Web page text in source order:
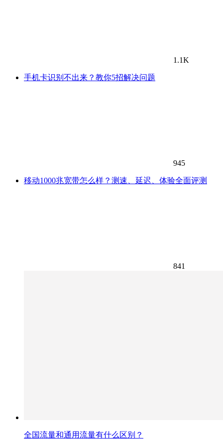
1.1K
手机卡识别不出来？教你5招解决问题
945
移动1000兆宽带怎么样？测速、延迟、体验全面评测
841
全国流量和通用流量有什么区别？